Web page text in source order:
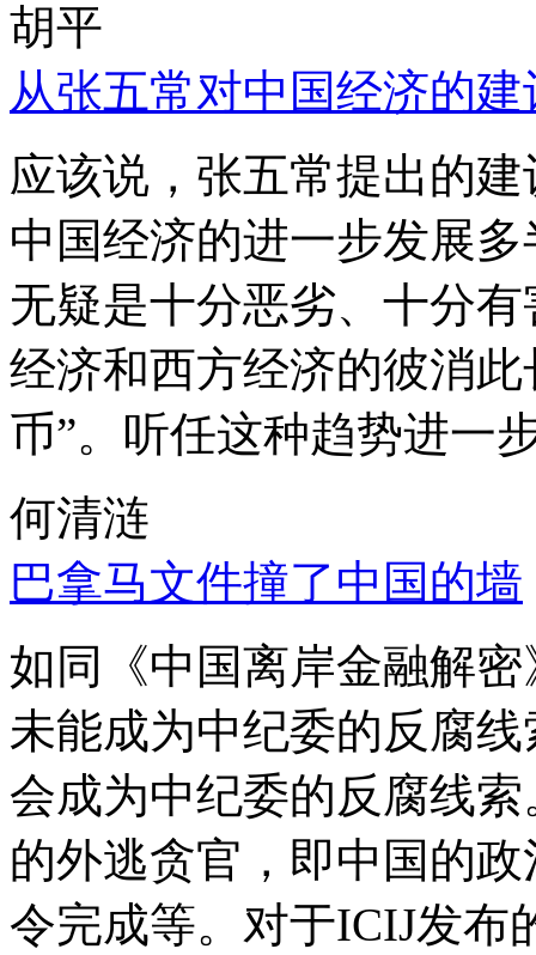
胡平
从张五常对中国经济的
应该说，张五常提出的
中国经济的进一步发展
无疑是十分恶劣、十分
经济和西方经济的彼消
币”。听任这种趋势进一
何清涟
巴拿马文件撞了中国的墙
如同《中国离岸金融解
未能成为中纪委的反腐
会成为中纪委的反腐线
的外逃贪官，即中国的
令完成等。对于ICIJ发布